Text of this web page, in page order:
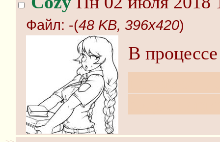
Файл: -(48 KB, 396x420)
В